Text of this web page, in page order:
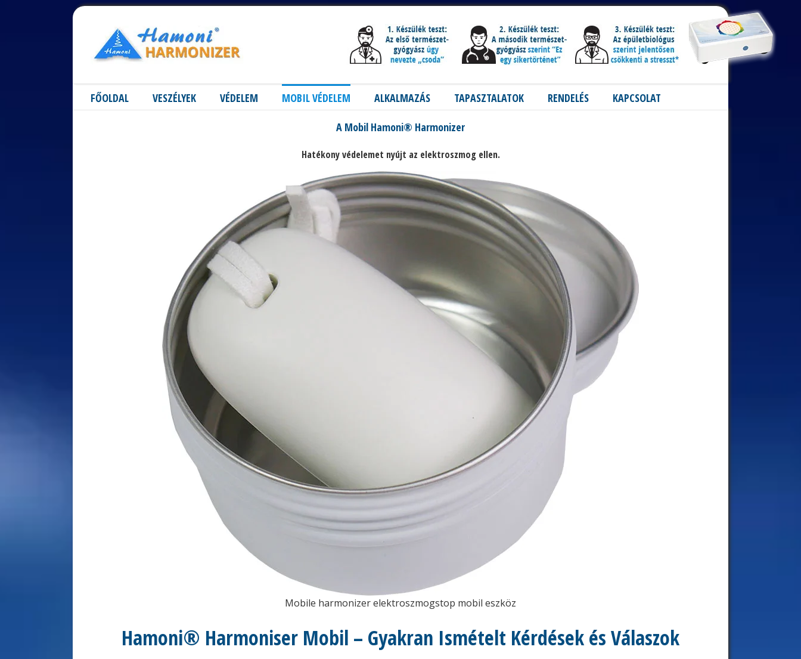
FŐOLDAL VESZÉLYEK VÉDELEM MOBIL VÉDELEM ALKALMAZÁS TAPASZTALATOK RENDELÉS KAPCSOLAT
A Mobil Hamoni® Harmonizer
Hatékony védelemet nyújt az elektroszmog ellen.
Mobile harmonizer elektroszmogstop mobil eszköz
Hamoni® Harmoniser Mobil – Gyakran Ismételt Kérdések és Válaszok